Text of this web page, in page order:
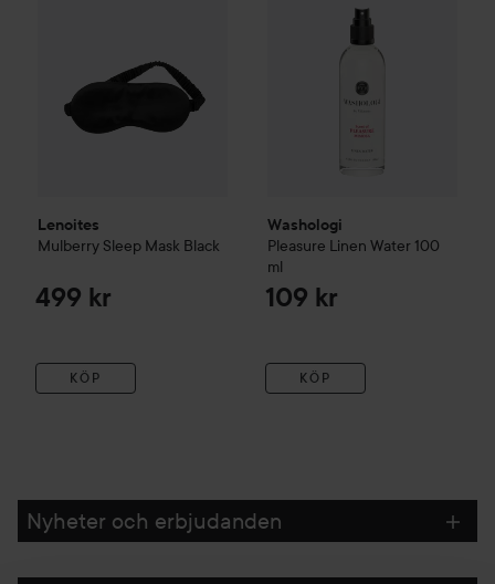
Lenoites
Mulberry Sleep Mask Black
499 kr
KÖP
Washologi
Pleasure Linen Water 100
ml
109 kr
KÖP
Nyheter och erbjudanden